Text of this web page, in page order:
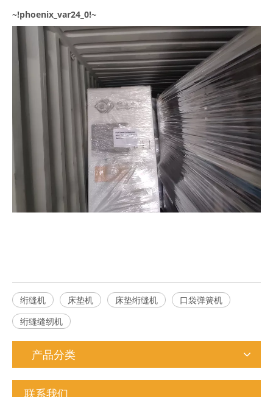
~!phoenix_var24_0!~
绗缝机 床垫机 床垫绗缝机
口袋弹簧机
绗缝缝纫机
产品分类
联系我们